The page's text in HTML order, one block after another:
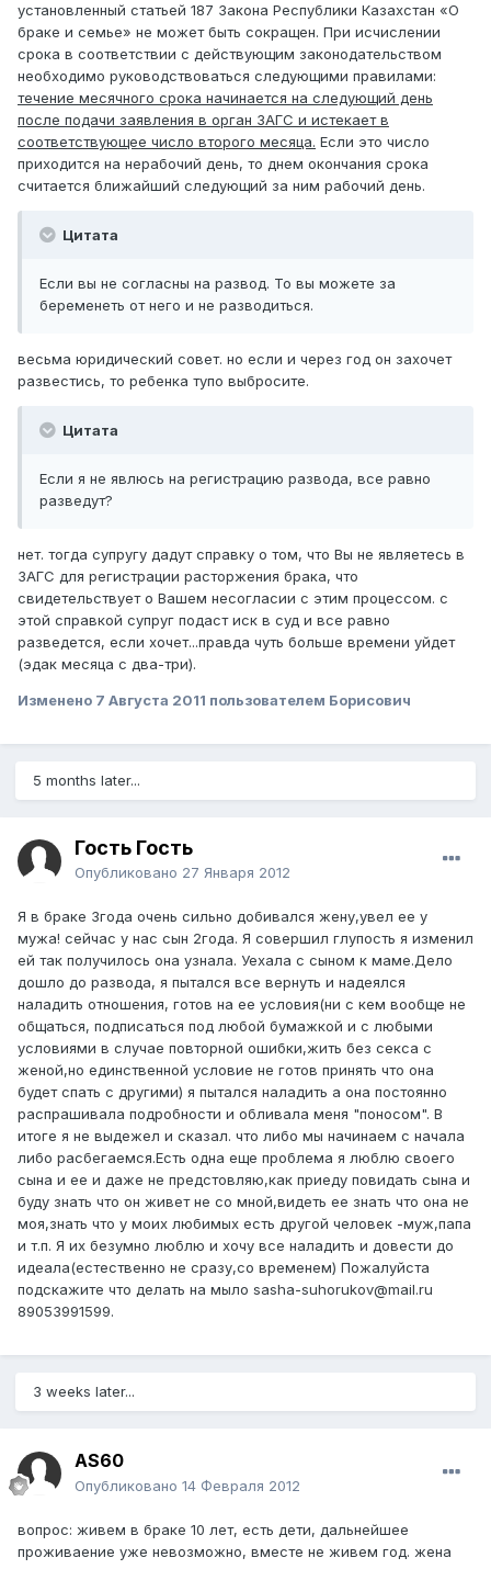
установленный статьей 187 Закона Республики Казахстан «О
браке и семье» не может быть сокращен. При исчислении
срока в соответствии с действующим законодательством
необходимо руководствоваться следующими правилами:
течение месячного срока начинается на следующий день
после подачи заявления в орган ЗАГС и истекает в
соответствующее число второго месяца. Если это число
приходится на нерабочий день, то днем окончания срока
считается ближайший следующий за ним рабочий день.
Цитата
Если вы не согласны на развод. То вы можете за
беременеть от него и не разводиться.
весьма юридический совет. но если и через год он захочет
развестись, то ребенка тупо выбросите.
Цитата
Если я не явлюсь на регистрацию развода, все равно
разведут?
нет. тогда супругу дадут справку о том, что Вы не являетесь в
ЗАГС для регистрации расторжения брака, что
свидетельствует о Вашем несогласии с этим процессом. с
этой справкой супруг подаст иск в суд и все равно
разведется, если хочет...правда чуть больше времени уйдет
(эдак месяца с два-три).
Изменено 7 Августа 2011 пользователем Борисович
5 months later...
Гость Гость
Опубликовано 27 Января 2012
Я в браке 3года очень сильно добивался жену,увел ее у
мужа! сейчас у нас сын 2года. Я совершил глупость я изменил
ей так получилось она узнала. Уехала с сыном к маме.Дело
дошло до развода, я пытался все вернуть и надеялся
наладить отношения, готов на ее условия(ни с кем вообще не
общаться, подписаться под любой бумажкой и с любыми
условиями в случае повторной ошибки,жить без секса с
женой,но единственной условие не готов принять что она
будет спать с другими) я пытался наладить а она постоянно
распрашивала подробности и обливала меня "поносом". В
итоге я не выдежел и сказал. что либо мы начинаем с начала
либо расбегаемся.Есть одна еще проблема я люблю своего
сына и ее и даже не предстовляю,как приеду повидать сына и
буду знать что он живет не со мной,видеть ее знать что она не
моя,знать что у моих любимых есть другой человек -муж,папа
и т.п. Я их безумно люблю и хочу все наладить и довести до
идеала(естественно не сразу,со временем) Пожалуйста
подскажите что делать на мыло sasha-suhorukov@mail.ru
89053991599.
3 weeks later...
AS60
Опубликовано 14 Февраля 2012
вопрос: живем в браке 10 лет, есть дети, дальнейшее
проживаение уже невозможно, вместе не живем год. жена